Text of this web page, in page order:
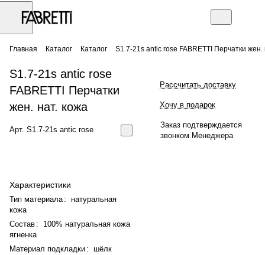
Главная Каталог Каталог S1.7-21s antic rose FABRETTI Перчатки жен.
S1.7-21s antic rose
FABRETTI Перчатки
жен. нат. кожа
Арт. S1.7-21s antic rose
Характеристики
Тип материала : натуральная
кожа
Состав :
100% натуральная кожа
ягненка
Материал подкладки : шёлк
Рассчитать доставку
Хочу в подарок
Заказ подтверждается
звонком Менеджера